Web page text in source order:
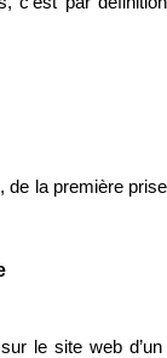
de la première prise
le site web d’un